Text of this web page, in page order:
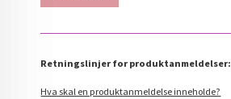
Retningslinjer for produktanmeldelser:
Hva skal en produktanmeldelse inneholde?